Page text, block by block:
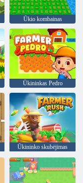
Ūkio kombainas
Ūkininkas Pedro
Ūkininko skubėjimas